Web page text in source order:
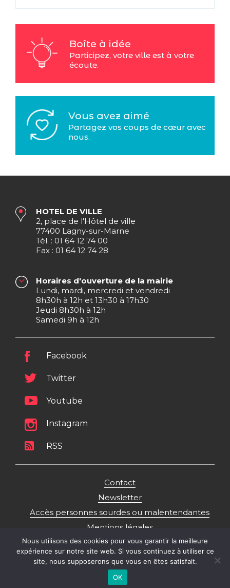
Boîte à idée
Participez, votre ville est à votre
écoute.
Vous avez aimé
Partagez vos coups de cœur avec
nous.
HOTEL DE VILLE
2, place de l'Hôtel de ville
77400 Lagny-sur-Marne
Tél. : 01 64 12 74 00
Fax : 01 64 12 74 28
Horaires d'ouverture de la mairie
Lundi, mardi, mercredi et vendredi
8h30h à 12h et 13h30 à 17h30
Jeudi 8h30h à 12h
Samedi 9h à 12h
Facebook
Twitter
Youtube
Instagram
RSS
Contact
Newsletter
Accès personnes sourdes ou malentendantes
Mentions légales
Politique de gestion des données personnelles
Nous utilisons des cookies pour vous garantir la meilleure
expérience sur notre site web. Si vous continuez à utiliser ce
site, nous supposerons que vous en êtes satisfait.
OK